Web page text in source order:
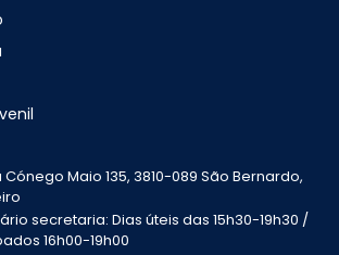
Cónego Maio 135, 3810-089 São Bernardo,
secretaria: Dias úteis das 15h30-19h30 /
16h00-19h00